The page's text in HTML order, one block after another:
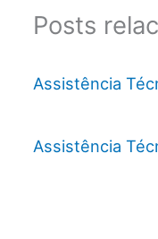
Posts
Assistência
Assistência